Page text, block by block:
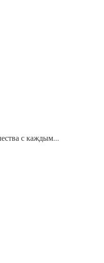
с каждым...